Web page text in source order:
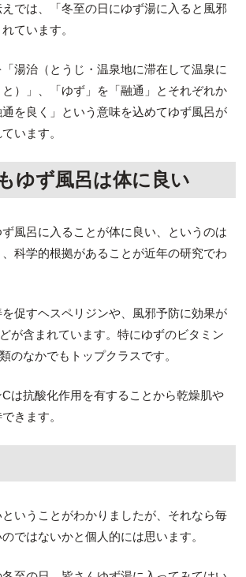
では、「冬至の日にゆず湯に入ると風邪
ています。
湯治（とうじ・温泉地に滞在して温泉に
）」、「ゆず」を「融通」とそれぞれか
を良く」という意味を込めてゆず風呂が
います。
ゆず風呂は体に良い
風呂に入ることが体に良い、というのは
科学的根拠があることが近年の研究でわ
促すヘスペリジンや、風邪予防に効果が
が含まれています。特にゆずのビタミン
のなかでもトップクラスです。
は抗酸化作用を有することから乾燥肌や
きます。
いうことがわかりましたが、それなら毎
ではないかと個人的には思います。